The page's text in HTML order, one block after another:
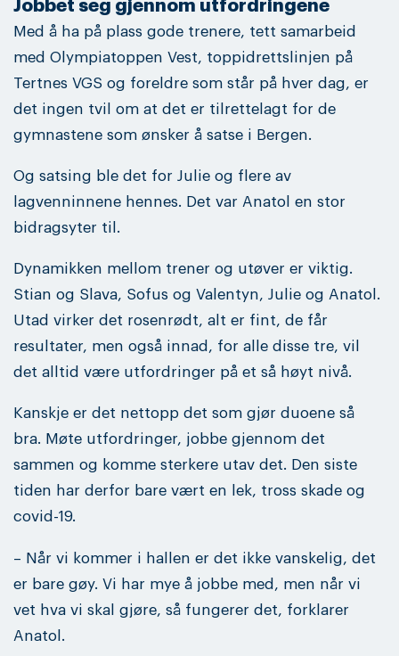
Jobbet seg gjennom utfordringene
Med å ha på plass gode trenere, tett samarbeid
med Olympiatoppen Vest, toppidrettslinjen på
Tertnes VGS og foreldre som står på hver dag, er
det ingen tvil om at det er tilrettelagt for de
gymnastene som ønsker å satse i Bergen.
Og satsing ble det for Julie og flere av
lagvenninnene hennes. Det var Anatol en stor
bidragsyter til.
Dynamikken mellom trener og utøver er viktig.
Stian og Slava, Sofus og Valentyn, Julie og Anatol.
Utad virker det rosenrødt, alt er fint, de får
resultater, men også innad, for alle disse tre, vil
det alltid være utfordringer på et så høyt nivå.
Kanskje er det nettopp det som gjør duoene så
bra. Møte utfordringer, jobbe gjennom det
sammen og komme sterkere utav det. Den siste
tiden har derfor bare vært en lek, tross skade og
covid-19.
– Når vi kommer i hallen er det ikke vanskelig, det
er bare gøy. Vi har mye å jobbe med, men når vi
vet hva vi skal gjøre, så fungerer det, forklarer
Anatol.